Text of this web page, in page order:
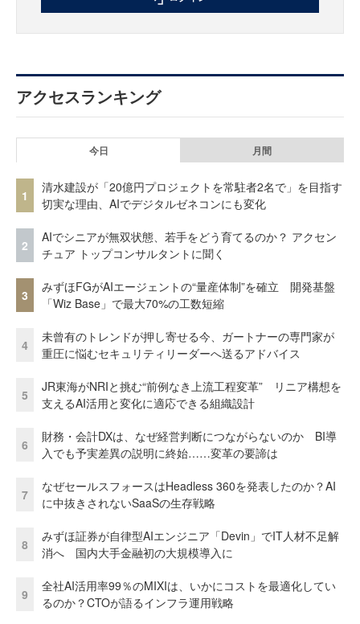
アクセスランキング
今日 月間
1
清水建設が「20億円プロジェクトを常駐者2名で」を目指す
切実な理由、AIでデジタルゼネコンにも変化
2
AIでシニアが無双状態、若手をどう育てるのか？ アクセン
チュア トップコンサルタントに聞く
3
みずほFGがAIエージェントの“量産体制”を確立 開発基盤
「Wiz Base」で最大70%の工数短縮
4
未曾有のトレンドが押し寄せる今、ガートナーの専門家が
重圧に悩むセキュリティリーダーへ送るアドバイス
5
JR東海がNRIと挑む“前例なき上流工程変革” リニア構想を
支えるAI活用と変化に適応できる組織設計
6
財務・会計DXは、なぜ経営判断につながらないのか BI導
入でも予実差異の説明に終始……変革の要諦は
7
なぜセールスフォースはHeadless 360を発表したのか？AI
に中抜きされないSaaSの生存戦略
8
みずほ証券が自律型AIエンジニア「Devin」でIT人材不足解
消へ 国内大手金融初の大規模導入に
9
全社AI活用率99％のMIXIは、いかにコストを最適化してい
るのか？CTOが語るインフラ運用戦略